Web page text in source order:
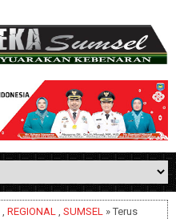
, REGIONAL , SUMSEL » Terus